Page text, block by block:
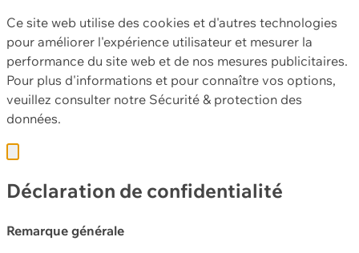
Ce site web utilise des cookies et d'autres technologies
pour améliorer l'expérience utilisateur et mesurer la
performance du site web et de nos mesures publicitaires.
Pour plus d'informations et pour connaître vos options,
veuillez consulter notre Sécurité & protection des
données.
Déclaration de confidentialité
Remarque générale